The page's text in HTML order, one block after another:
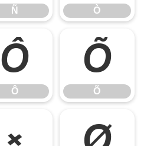
Ñ Ò
Ô
Ô
Õ
Õ